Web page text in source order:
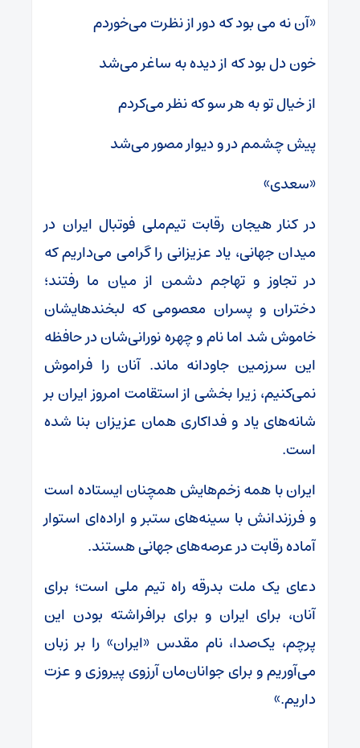
«آن نه می بود که دور از نظرت می‌خوردم
خون دل بود که از دیده به ساغر می‌شد
از خیال تو به هر سو که نظر می‌کردم
پیش چشمم در و دیوار مصور می‌شد
«سعدی»
در کنار هیجان رقابت تیم‌ملی فوتبال ایران در
میدان جهانی، یاد عزیزانی را گرامی می‌داریم که
در تجاوز و تهاجم دشمن از میان ما رفتند؛
دختران و پسران معصومی که لبخندهایشان
خاموش شد اما نام و چهره نورانی‌شان در حافظه
این سرزمین جاودانه ماند. آنان را فراموش
نمی‌کنیم، زیرا بخشی از استقامت امروز ایران بر
شانه‌های یاد و فداکاری همان عزیزان بنا شده
است.
ایران با همه زخم‌هایش همچنان ایستاده است
و فرزندانش با سینه‌های ستبر و اراده‌ای استوار
آماده رقابت در عرصه‌های جهانی هستند.
دعای یک ملت بدرقه راه تیم ملی است؛ برای
آنان، برای ایران و برای برافراشته بودن این
پرچم، یک‌صدا، نام مقدس «ایران» را بر زبان
می‌آوریم و برای جوانان‌مان آرزوی پیروزی و عزت
داریم.»